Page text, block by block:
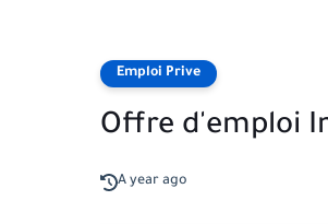
Emploi Prive
Offre d'emploi
A year ago